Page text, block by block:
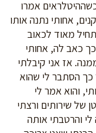
אמרו
אחותי נתנה אותו
לאחר מכן התחיל מאוד לכאוב
כאב לה, אחותי
אז אני קיבלתי
כך הסתבר לי שהוא
והוא אמר לי
של שירותים ורצתי
והרטבתי אותה